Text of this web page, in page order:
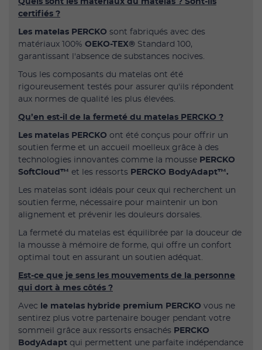
Quels sont les matériaux du matelas ? Sont-ils
certifiés ?
Les matelas PERCKO sont fabriqués avec des
matériaux 100% OEKO-TEX® Standard 100,
garantissant l'absence de substances nocives.
Tous les composants du matelas ont été
rigoureusement testés pour assurer qu'ils répondent
aux normes de qualité les plus élevées.
Qu’en est-il de la fermeté du matelas PERCKO ?
Les matelas PERCKO ont été conçus pour offrir un
soutien ferme et un accueil moelleux grâce à des
technologies innovantes comme la mousse PERCKO
SoftCloud™ et les ressorts PERCKO BodyAdapt™.
Les matelas sont idéals pour ceux qui recherchent un
soutien ferme, nécessaire pour maintenir un bon
alignement et prévenir les douleurs dorsales.
La fermeté du matelas est équilibrée par la douceur de
la mousse à mémoire de forme, qui offre un confort
optimal tout en assurant un soutien adéquat.
Est-ce que je sens les mouvements de la personne
qui dort à mes côtés ?
Avec le matelas hybride premium PERCKO vous ne
sentirez plus votre partenaire bouger pendant votre
sommeil grâce aux ressorts ensachés PERCKO
BodyAdapt qui permettent une parfaite indépendance